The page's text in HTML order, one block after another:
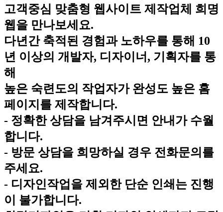
고객중심 맞춤형 웹사이트 제작업체 희명
웹을 만나보세요.
다년간 축적된 경험과 노하우를 통해 10
년 이상의 개발자, 디자이너, 기획자를 통
해
높은 숙련도의 작업자가 완성도 높은 홈
페이지를 제작합니다.
- 정확한 상담을 남겨주시면 안내가 수월
합니다.
- 방문 상담을 희망하실 경우 전화문의를
주세요.
- 디자인작업을 제외한 단순 인쇄는 진행
이 불가합니다.